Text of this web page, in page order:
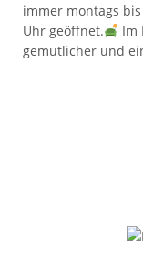
immer montags
Uhr geöffnet.
Im
gemütlicher und